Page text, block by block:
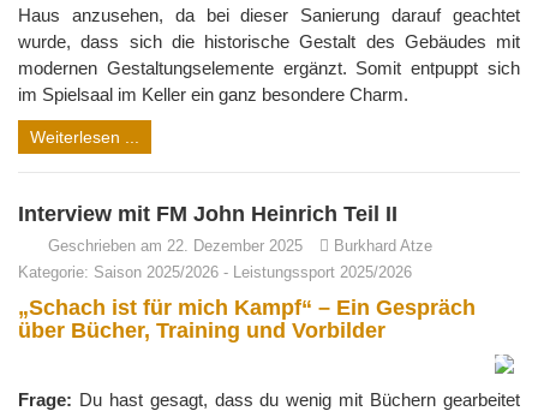
Haus anzusehen, da bei dieser Sanierung darauf geachtet
wurde, dass sich die historische Gestalt des Gebäudes mit
modernen Gestaltungselemente ergänzt. Somit entpuppt sich
im Spielsaal im Keller ein ganz besondere Charm.
Weiterlesen ...
Interview mit FM John Heinrich Teil II
Geschrieben am 22. Dezember 2025
Burkhard Atze
Kategorie: Saison 2025/2026 - Leistungssport 2025/2026
„Schach ist für mich Kampf“ – Ein Gespräch
über Bücher, Training und Vorbilder
Frage: Du hast gesagt, dass du wenig mit Büchern gearbeitet